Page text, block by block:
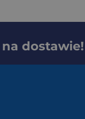
dostawie!